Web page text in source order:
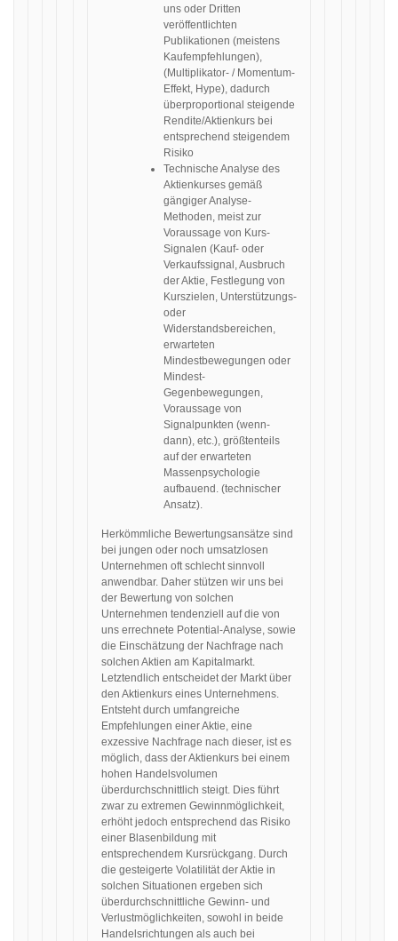
uns oder Dritten
veröffentlichten
Publikationen (meistens
Kaufempfehlungen),
(Multiplikator- / Momentum-
Effekt, Hype), dadurch
überproportional steigende
Rendite/Aktienkurs bei
entsprechend steigendem
Risiko
Technische Analyse des
Aktienkurses gemäß
gängiger Analyse-
Methoden, meist zur
Voraussage von Kurs-
Signalen (Kauf- oder
Verkaufssignal, Ausbruch
der Aktie, Festlegung von
Kurszielen, Unterstützungs-
oder
Widerstandsbereichen,
erwarteten
Mindestbewegungen oder
Mindest-
Gegenbewegungen,
Voraussage von
Signalpunkten (wenn-
dann), etc.), größtenteils
auf der erwarteten
Massenpsychologie
aufbauend. (technischer
Ansatz).
Herkömmliche Bewertungsansätze sind
bei jungen oder noch umsatzlosen
Unternehmen oft schlecht sinnvoll
anwendbar. Daher stützen wir uns bei
der Bewertung von solchen
Unternehmen tendenziell auf die von
uns errechnete Potential-Analyse, sowie
die Einschätzung der Nachfrage nach
solchen Aktien am Kapitalmarkt.
Letztendlich entscheidet der Markt über
den Aktienkurs eines Unternehmens.
Entsteht durch umfangreiche
Empfehlungen einer Aktie, eine
exzessive Nachfrage nach dieser, ist es
möglich, dass der Aktienkurs bei einem
hohen Handelsvolumen
überdurchschnittlich steigt. Dies führt
zwar zu extremen Gewinnmöglichkeit,
erhöht jedoch entsprechend das Risiko
einer Blasenbildung mit
entsprechendem Kursrückgang. Durch
die gesteigerte Volatilität der Aktie in
solchen Situationen ergeben sich
überdurchschnittliche Gewinn- und
Verlustmöglichkeiten, sowohl in beide
Handelsrichtungen als auch bei